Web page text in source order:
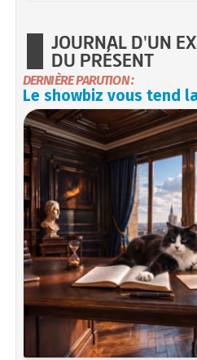
JOURNAL D'UN
DU PRÉSENT
DERNIÈRE PARUTION :
Le showbiz vous tend